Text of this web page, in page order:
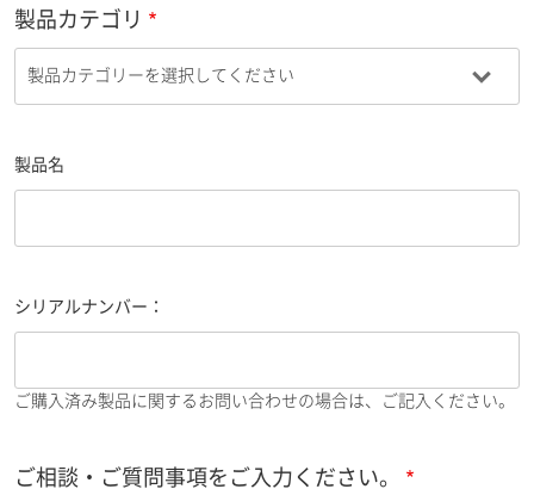
製品カテゴリ
製品名
シリアルナンバー：
ご購入済み製品に関するお問い合わせの場合は、ご記入ください。
ご相談・ご質問事項をご入力ください。